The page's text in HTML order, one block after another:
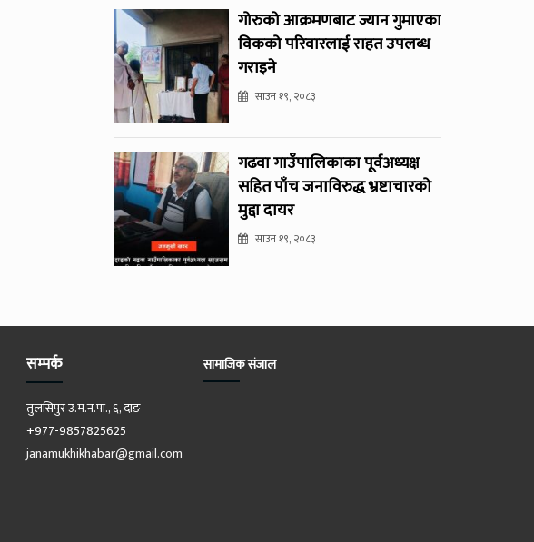
गोरुको आक्रमणबाट ज्यान गुमाएका
विकको परिवारलाई राहत उपलब्ध
गराइने
साउन १९, २०८३
गढवा गाउँपालिकाका पूर्वअध्यक्ष
सहित पाँच जनाविरुद्ध भ्रष्टाचारको
मुद्दा दायर
साउन १९, २०८३
सम्पर्क
तुलसिपुर उ.म.न.पा., ६, दाङ
+977-9857825625
janamukhikhabar@gmail.com
सामाजिक संजाल